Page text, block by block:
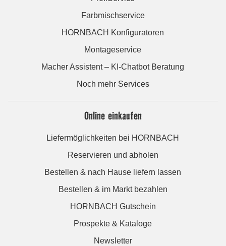
Farbmischservice
HORNBACH Konfiguratoren
Montageservice
Macher Assistent – KI-Chatbot Beratung
Noch mehr Services
Online einkaufen
Liefermöglichkeiten bei HORNBACH
Reservieren und abholen
Bestellen & nach Hause liefern lassen
Bestellen & im Markt bezahlen
HORNBACH Gutschein
Prospekte & Kataloge
Newsletter